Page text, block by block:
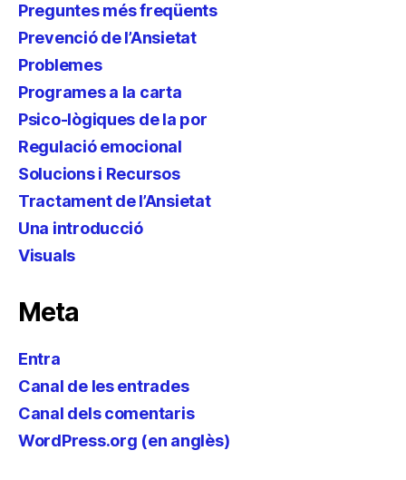
Preguntes més freqüents
Prevenció de l’Ansietat
Problemes
Programes a la carta
Psico-lògiques de la por
Regulació emocional
Solucions i Recursos
Tractament de l’Ansietat
Una introducció
Visuals
Meta
Entra
Canal de les entrades
Canal dels comentaris
WordPress.org (en anglès)